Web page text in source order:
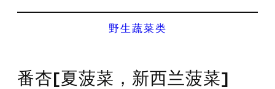
野生蔬菜类
番杏[夏菠菜，新西兰菠菜]